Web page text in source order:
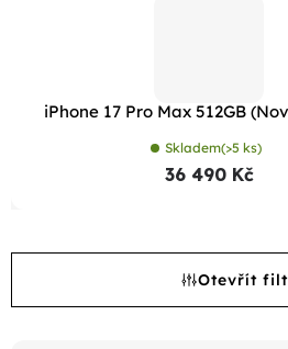
iPhone 17 Pro Max 512GB
Skladem(>5 ks)
36 490 Kč
Otevřít